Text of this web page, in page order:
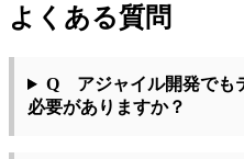
よくある質問
Q アジャイル開発でも
必要がありますか？